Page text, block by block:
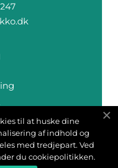
til at huske dine
af indhold og
med tredjepart. Ved
du cookiepolitikken.